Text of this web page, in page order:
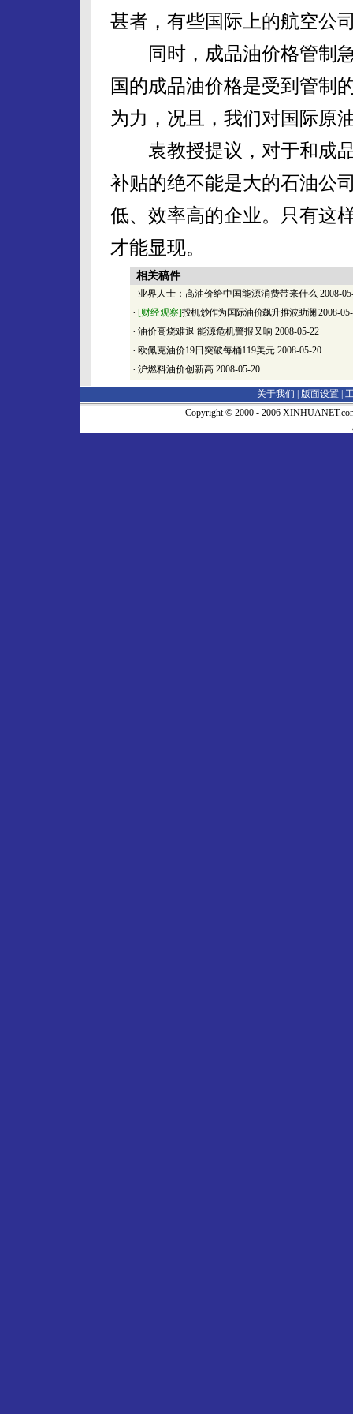
甚者，有些国际上的航空公
同时，成品油价格管制急
国的成品油价格是受到管制
为力，况且，我们对国际原
袁教授提议，对于和成品
补贴的绝不能是大的石油公
低、效率高的企业。只有这
才能显现。
相关稿件
· 业界人士：高油价给中国能源消费带来什么 2008-
· [财经观察]投机炒作为国际油价飙升推波助澜 2008-
· 油价高烧难退 能源危机警报又响 2008-05-22
· 欧佩克油价19日突破每桶119美元 2008-05-20
· 沪燃料油价创新高 2008-05-20
关于我们 | 版面设置
Copyright © 2000 - 2006